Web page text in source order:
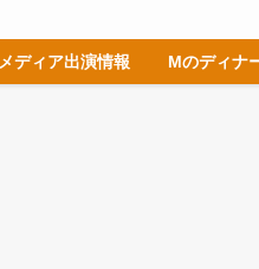
メディア出演情報 Mのディナ